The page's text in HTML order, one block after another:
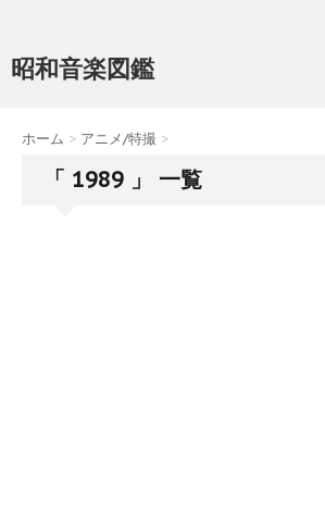
昭和音楽図鑑
ホーム > アニメ/特撮 >
「 1989 」 一覧